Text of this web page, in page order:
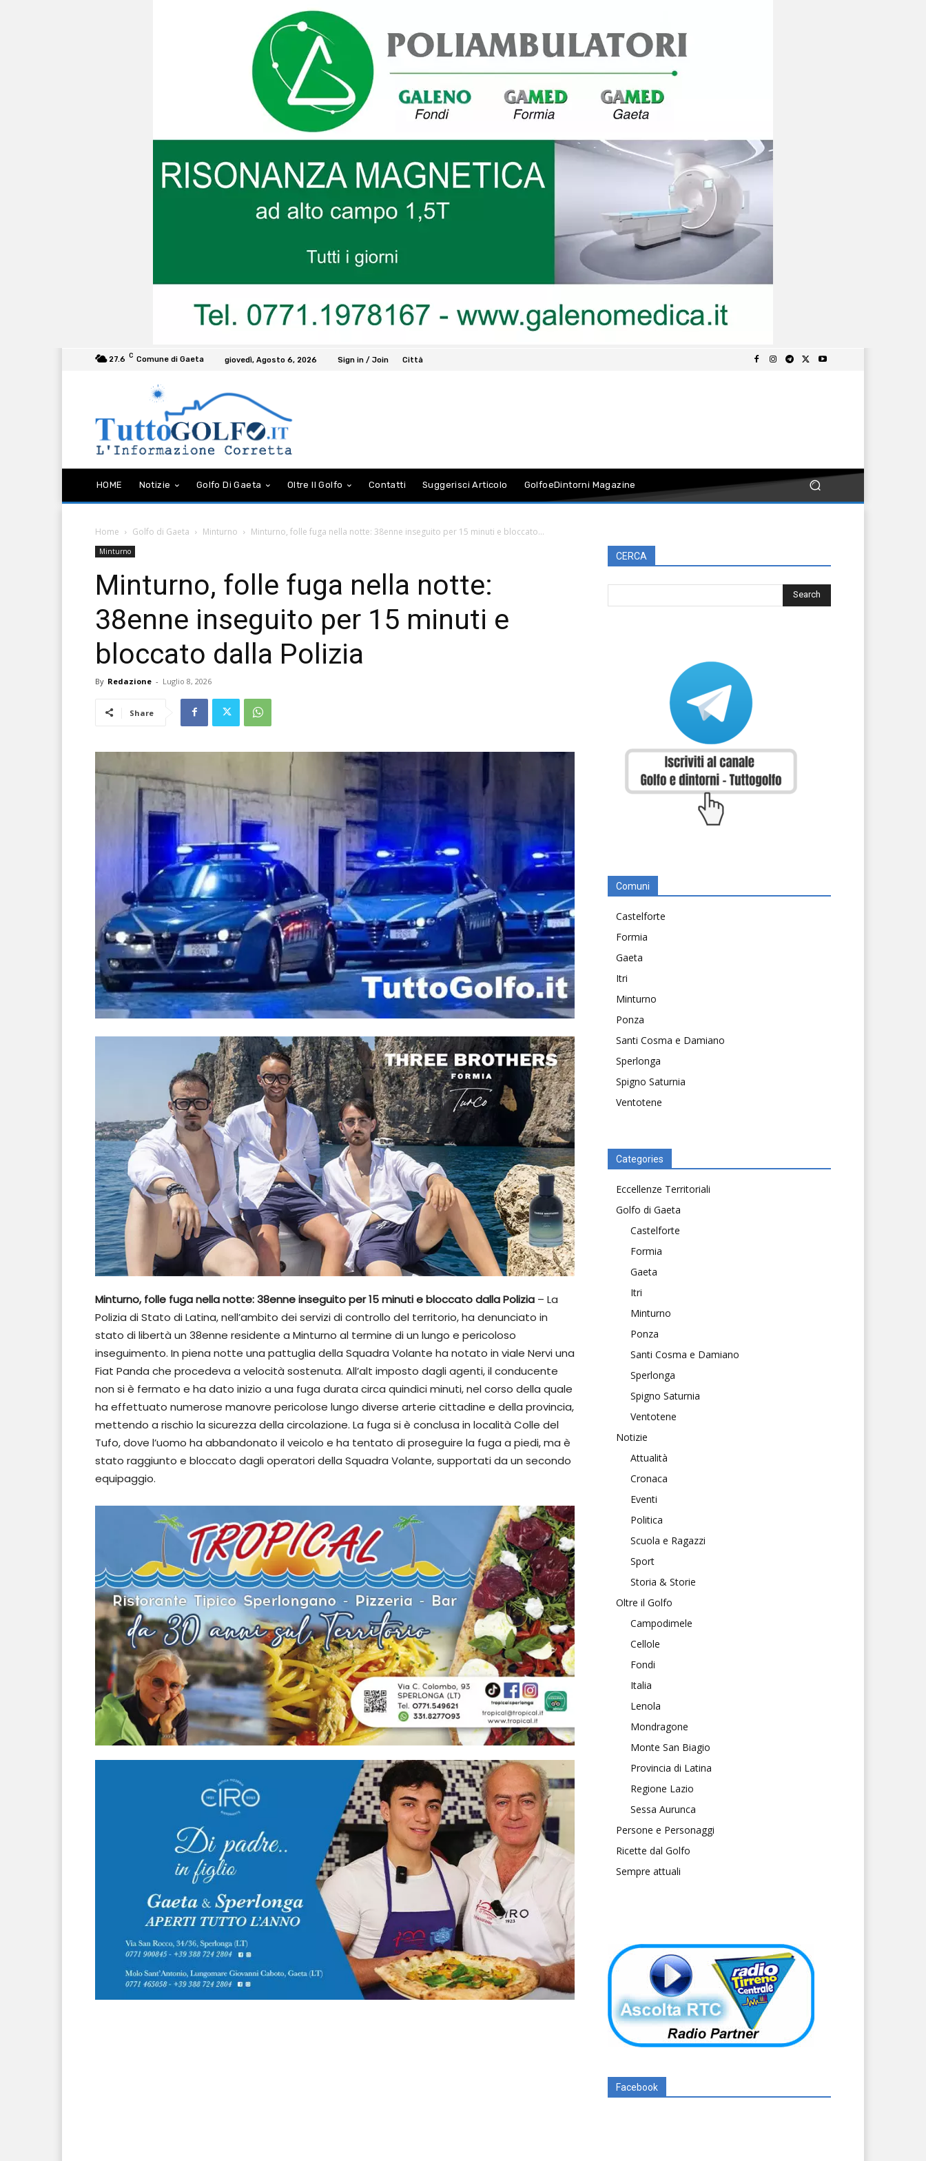
27.6 C Comune di Gaeta giovedì, Agosto 6, 2026 Sign in / Join Città
HOME Notizie Golfo Di Gaeta Oltre Il Golfo Contatti Suggerisci Articolo GolfoeDintorni Magazine
Home Golfo di Gaeta Minturno Minturno, folle fuga nella notte: 38enne inseguito per 15 minuti e bloccato...
Minturno
Minturno, folle fuga nella notte:
38enne inseguito per 15 minuti e
bloccato dalla Polizia
By Redazione - Luglio 8, 2026
Share
Minturno, folle fuga nella notte: 38enne inseguito per 15 minuti e bloccato dalla Polizia – La
Polizia di Stato di Latina, nell’ambito dei servizi di controllo del territorio, ha denunciato in
stato di libertà un 38enne residente a Minturno al termine di un lungo e pericoloso
inseguimento. In piena notte una pattuglia della Squadra Volante ha notato in viale Nervi una
Fiat Panda che procedeva a velocità sostenuta. All’alt imposto dagli agenti, il conducente
non si è fermato e ha dato inizio a una fuga durata circa quindici minuti, nel corso della quale
ha effettuato numerose manovre pericolose lungo diverse arterie cittadine e della provincia,
mettendo a rischio la sicurezza della circolazione. La fuga si è conclusa in località Colle del
Tufo, dove l’uomo ha abbandonato il veicolo e ha tentato di proseguire la fuga a piedi, ma è
stato raggiunto e bloccato dagli operatori della Squadra Volante, supportati da un secondo
equipaggio.
CERCA
Comuni
Castelforte
Formia
Gaeta
Itri
Minturno
Ponza
Santi Cosma e Damiano
Sperlonga
Spigno Saturnia
Ventotene
Categories
Eccellenze Territoriali
Golfo di Gaeta
Castelforte
Formia
Gaeta
Itri
Minturno
Ponza
Santi Cosma e Damiano
Sperlonga
Spigno Saturnia
Ventotene
Notizie
Attualità
Cronaca
Eventi
Politica
Scuola e Ragazzi
Sport
Storia & Storie
Oltre il Golfo
Campodimele
Cellole
Fondi
Italia
Lenola
Mondragone
Monte San Biagio
Provincia di Latina
Regione Lazio
Sessa Aurunca
Persone e Personaggi
Ricette dal Golfo
Sempre attuali
Facebook